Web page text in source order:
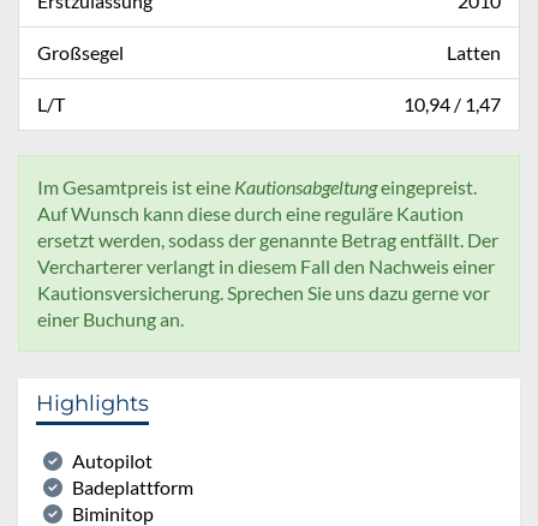
Großsegel Latten
L/T 10,94 / 1,47
Im Gesamtpreis ist eine Kautionsabgeltungeingepreist.
Auf Wunsch kann diese durch eine reguläre Kaution
ersetzt werden, sodass der genannte Betrag entfällt. Der
Vercharterer verlangt in diesem Fall den Nachweis einer
Kautionsversicherung. Sprechen Sie uns dazu gerne vor
einer Buchung an.
Highlights
Autopilot
Badeplattform
Biminitop